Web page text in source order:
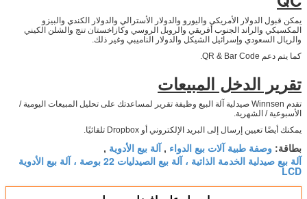
يمكن قبول الدولار الأمريكي واليورو والدولار الأسترالي والدولار الكندي والبيزو
المكسيكي والراند الجنوب أفريقي والروبل الروسي وكازاخستان تنج والشلن الكيني
والريال السعودي وإسرائيل الشيكل والدولار الناميبي وغير ذلك.
كما يتم دعم QR & Bar Code.
تقرير الدخل المبيعات
تقدم Winnsen صيدلية آلة البيع وظيفة تقرير لمساعدتك على تحليل المبيعات اليومية /
الأسبوعية / الشهرية.
يمكنك أيضًا تعيين إرسال إلى البريد الإلكتروني أو Dropbox تلقائيًا.
بطاقة: وصفة طبية آلات بيع الدواء , آلة بيع الأدوية ,
آلة بيع صيدلية الخدمة الذاتية ، آلة بيع الصيدليات 22 بوصة ، آلة بيع الأدوية
LCD